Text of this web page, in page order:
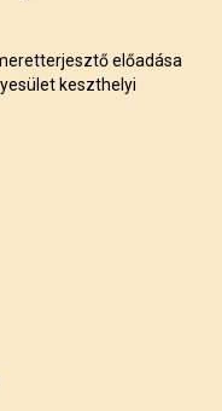
előadása
keszthelyi